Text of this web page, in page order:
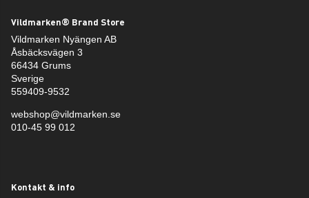
Vildmarken® Brand Store
Vildmarken Nyängen AB
Åsbäcksvägen 3
66434 Grums
Sverige
559409-9532
webshop@vildmarken.se
010-45 99 012
Kontakt & info